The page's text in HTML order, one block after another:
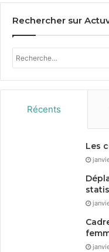
Rechercher sur
Récents
Les